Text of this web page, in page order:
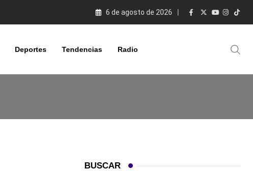
6 de agosto de 2026
Deportes Tendencias Radio
BUSCAR